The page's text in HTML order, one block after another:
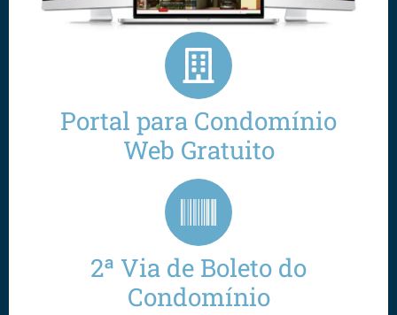
Portal para Condomínio
Web Gratuito
2ª Via de Boleto do
Condomínio